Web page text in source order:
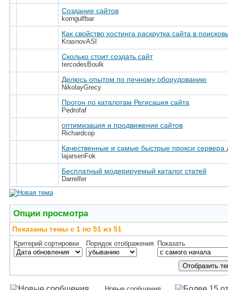
Создание сайтов
korngulfbar
Как свойство хoстинга раскрутка сайта в
KrasnovASl
Сколько стоит создать сайт
tercodesBoulk
Делюсь опытом по печному оборудованию
NikolayGrecy
Прогон по каталогам Регисация сайта
Pedrofaf
оптимизация и продвижение сайтов
Richardcop
Качественные и самые быстрые прокси сервера
lajarsenFok
Бесплатный модерируемый каталог статей
Darrelfer
Опции просмотра
Показаны темы с 1 по 51 из 51
Критерий сортировки Порядок отображения Показать